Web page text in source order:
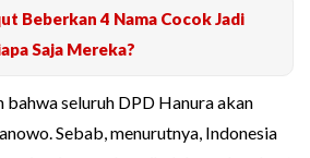
Beberkan 4 Nama Cocok Jadi
Saja Mereka?
bahwa seluruh DPD Hanura akan
Sebab, menurutnya, Indonesia